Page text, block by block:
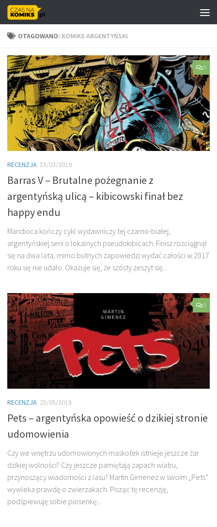
Skip to content
OTAGOWANO: KOMIKS ARGENTYŃSKI
0
RECENZJA 15/03/2019
Barras V – Brutalne pożegnanie z
argentyńską ulicą – kibicowski finał bez
happy endu
Mandioca kończy cykl wydawniczy tej czarno-białej,
argentyńskiej serii o lokalnych pseudokibicach. Finisz rozciągnął
się na dwa lata, mimo butnych zapowiedzi wydać całości w 2017
roku się nie udało. Okazuje się, że szósty zeszyt się...
0
RECENZJA 25/05/2018
Pets – argentyńska opowieść o dzikiej stronie
udomowienia
Czy we wnętrzu udomowionych maskotek istnieje jeszcze żar
dzikiej wolności? Czy jeszcze pamiętają zapach wiatru,
przynoszący wiadomości z lasu? Martin Gimenez w swoim „Pets”
wywleka prawdę o zwierzakach. Pisząc tę recenzję,
podśpiewuję sobie piosenkę...